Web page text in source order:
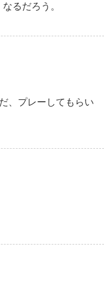
るだろう。
、プレーしてもらい